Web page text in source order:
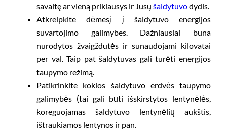
savaitę ar vieną priklausys ir Jūsų šaldytuvodydis.
Atkreipkite dėmesį į šaldytuvo energijos
suvartojimo galimybes. Dažniausiai būna
nurodytos žvaigždutės ir sunaudojami kilovatai
per val. Taip pat šaldytuvas gali turėti energijos
taupymo režimą.
Patikrinkite kokios šaldytuvo erdvės taupymo
galimybės (tai gali būti išskirstytos lentynėlės,
koreguojamas šaldytuvo lentynėlių aukštis,
ištraukiamos lentynos ir pan.